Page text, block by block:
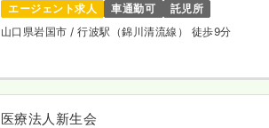
エージェント求人 車通勤可
託児所
山口県岩国市/ 行波駅（錦川清流線） 徒歩9分
医療法人新生会